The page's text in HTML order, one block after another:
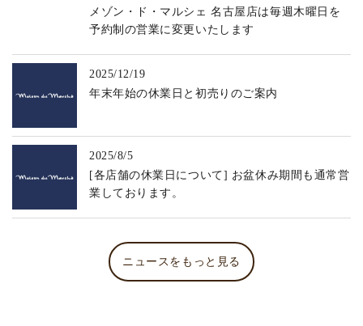
メゾン・ド・マルシェ 名古屋店は毎週木曜日を
予約制の営業に変更いたします
2025/12/19
年末年始の休業日と初売りのご案内
2025/8/5
[各店舗の休業日について] お盆休み期間も通常営
業しております。
ニュースをもっと見る